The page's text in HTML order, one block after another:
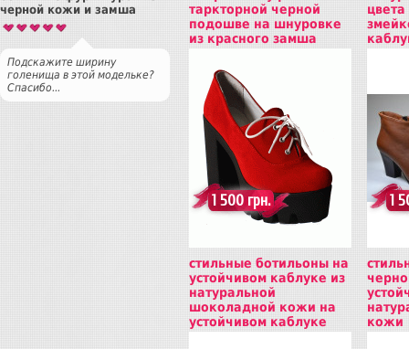
черной кожи и замша
Подскажите ширину
голенища в этой модельке?
Спасибо...
таркторной черной
подошве на шнуровке
из красного замша
Купить
1 500 грн. 1
стильные ботильоны на
устойчивом каблуке из
натуральной
шоколадной кожи на
устойчивом каблуке
кожи